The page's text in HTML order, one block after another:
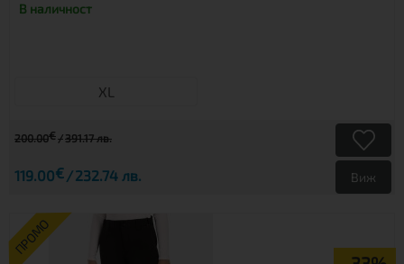
В наличност
XL
200.00€ 391.17 лв.
119.00€ 232.74 лв. Виж
ПРОМО